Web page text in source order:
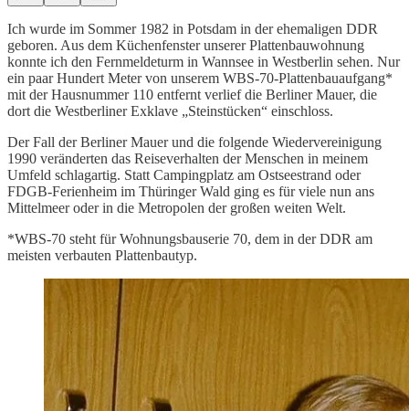
Ich wurde im Sommer 1982 in Potsdam in der ehemaligen DDR
geboren. Aus dem Küchenfenster unserer Plattenbauwohnung
konnte ich den Fernmeldeturm in Wannsee in Westberlin sehen. Nur
ein paar Hundert Meter von unserem WBS-70-Plattenbauaufgang*
mit der Hausnummer 110 entfernt verlief die Berliner Mauer, die
dort die Westberliner Exklave „Steinstücken“ einschloss.
Der Fall der Berliner Mauer und die folgende Wiedervereinigung
1990 veränderten das Reiseverhalten der Menschen in meinem
Umfeld schlagartig. Statt Campingplatz am Ostseestrand oder
FDGB-Ferienheim im Thüringer Wald ging es für viele nun ans
Mittelmeer oder in die Metropolen der großen weiten Welt.
*WBS-70 steht für Wohnungsbauserie 70, dem in der DDR am
meisten verbauten Plattenbautyp.